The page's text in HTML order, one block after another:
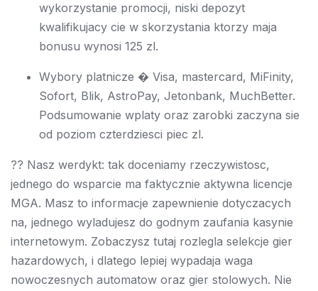
wykorzystanie promocji, niski depozyt
kwalifikujacy cie w skorzystania ktorzy maja
bonusu wynosi 125 zl.
Wybory platnicze � Visa, mastercard, MiFinity,
Sofort, Blik, AstroPay, Jetonbank, MuchBetter.
Podsumowanie wplaty oraz zarobki zaczyna sie
od poziom czterdziesci piec zl.
?? Nasz werdykt: tak doceniamy rzeczywistosc,
jednego do wsparcie ma faktycznie aktywna licencje
MGA. Masz to informacje zapewnienie dotyczacych
na, jednego wyladujesz do godnym zaufania kasynie
internetowym. Zobaczysz tutaj rozlegla selekcje gier
hazardowych, i dlatego lepiej wypadaja waga
nowoczesnych automatow oraz gier stolowych. Nie